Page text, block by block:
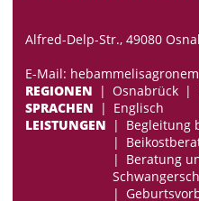
Alfred-Delp-Str., 49080
E-Mail:
REGIONEN
Osnabrück
SPRACHEN
Englisch
LEISTUNGEN
Begleitung
Beratung